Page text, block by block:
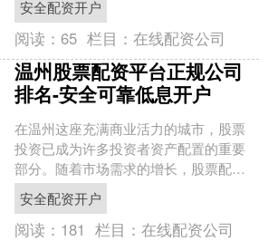
上众多的**....
安全配资开户
阅读：65 栏目：在线配资公司
温州股票配资平台正规公司
排名-安全可靠低息开户
在温州这座充满商业活力的城市，股票
投资已成为许多投资者资产配置的重要
部分。随着市场需求的增长，股票配资
服务应运而生，为投资者提供了放大资
金规模的渠道。然而，面对....
安全配资开户
阅读： 181 栏目：在线配资公司